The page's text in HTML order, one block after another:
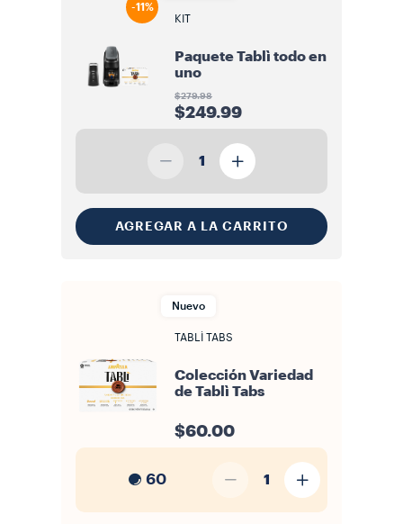
-11%
KIT
Paquete Tablì todo en
uno
$279.98
$249.99
1
AGREGAR A LA CARRITO
Nuevo
TABLÌ TABS
Colección Variedad
de Tablì Tabs
$60.00
60 1